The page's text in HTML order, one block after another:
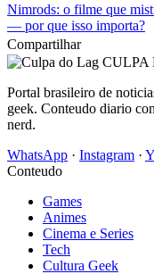
Nimrods: o filme que
— por que isso importa?
Compartilhar
CULPA
Portal brasileiro de
geek. Conteudo diario
nerd.
WhatsApp · Instagram ·
Conteudo
Games
Animes
Cinema e Series
Tech
Cultura Geek